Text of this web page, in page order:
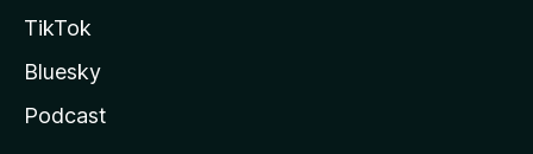
TikTok
Bluesky
Podcast